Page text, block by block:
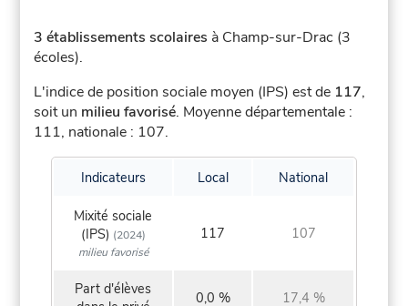
3 établissements scolaires à Champ-sur-Drac (3
écoles).
L'indice de position sociale moyen (IPS) est de 117,
soit un milieu favorisé. Moyenne départementale :
111, nationale : 107.
Indicateurs Local National
Mixité sociale
(IPS) (2024)
milieu favorisé
117 107
Part d'élèves
0,0 % 17,4 %